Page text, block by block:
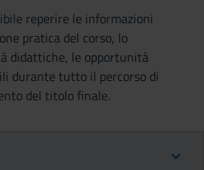
reperire le informazioni
pratica del corso, lo
didattiche, le opportunità
durante tutto il percorso di
del titolo finale.